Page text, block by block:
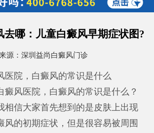
去哪：儿童白癜风早期症状图?
源： 深圳益尚白癜风门诊
医院，白癜风的常识是什么
风医院，白癜风的常识是什么？
相信大家首先想到的是皮肤上出现
风的初期症状，但是很容易被周围